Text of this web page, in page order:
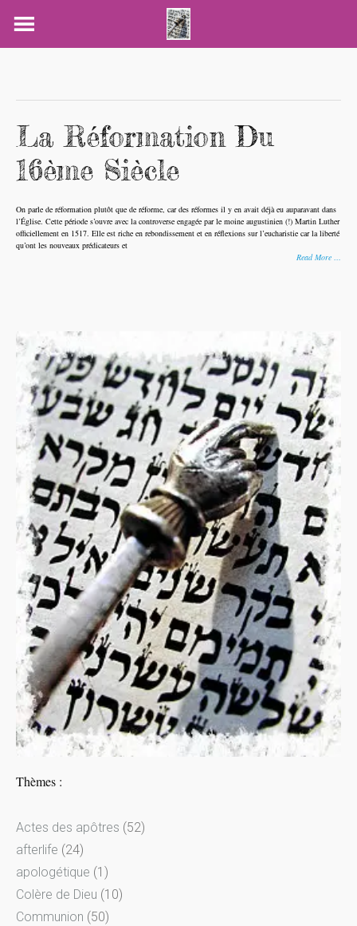
La Réformation Du
16ème Siècle
On parle de réformation plutôt que de réforme, car des réformes il y en avait déjà eu auparavant dans
l’Église. Cette période s’ouvre avec la controverse engagée par le moine augustinien (!) Martin Luther
officiellement en 1517. Elle est riche en rebondissement et en réflexions sur l’eucharistie car la liberté
qu’ont les nouveaux prédicateurs et
Read More …
Thèmes :
Actes des apôtres (52)
afterlife (24)
apologétique (1)
Colère de Dieu (10)
Communion (50)